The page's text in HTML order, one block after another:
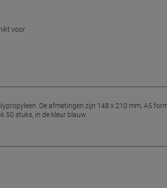
voor
De afmetingen zijn 148 x 210 mm, A5
50 stuks, in de kleur blauw.